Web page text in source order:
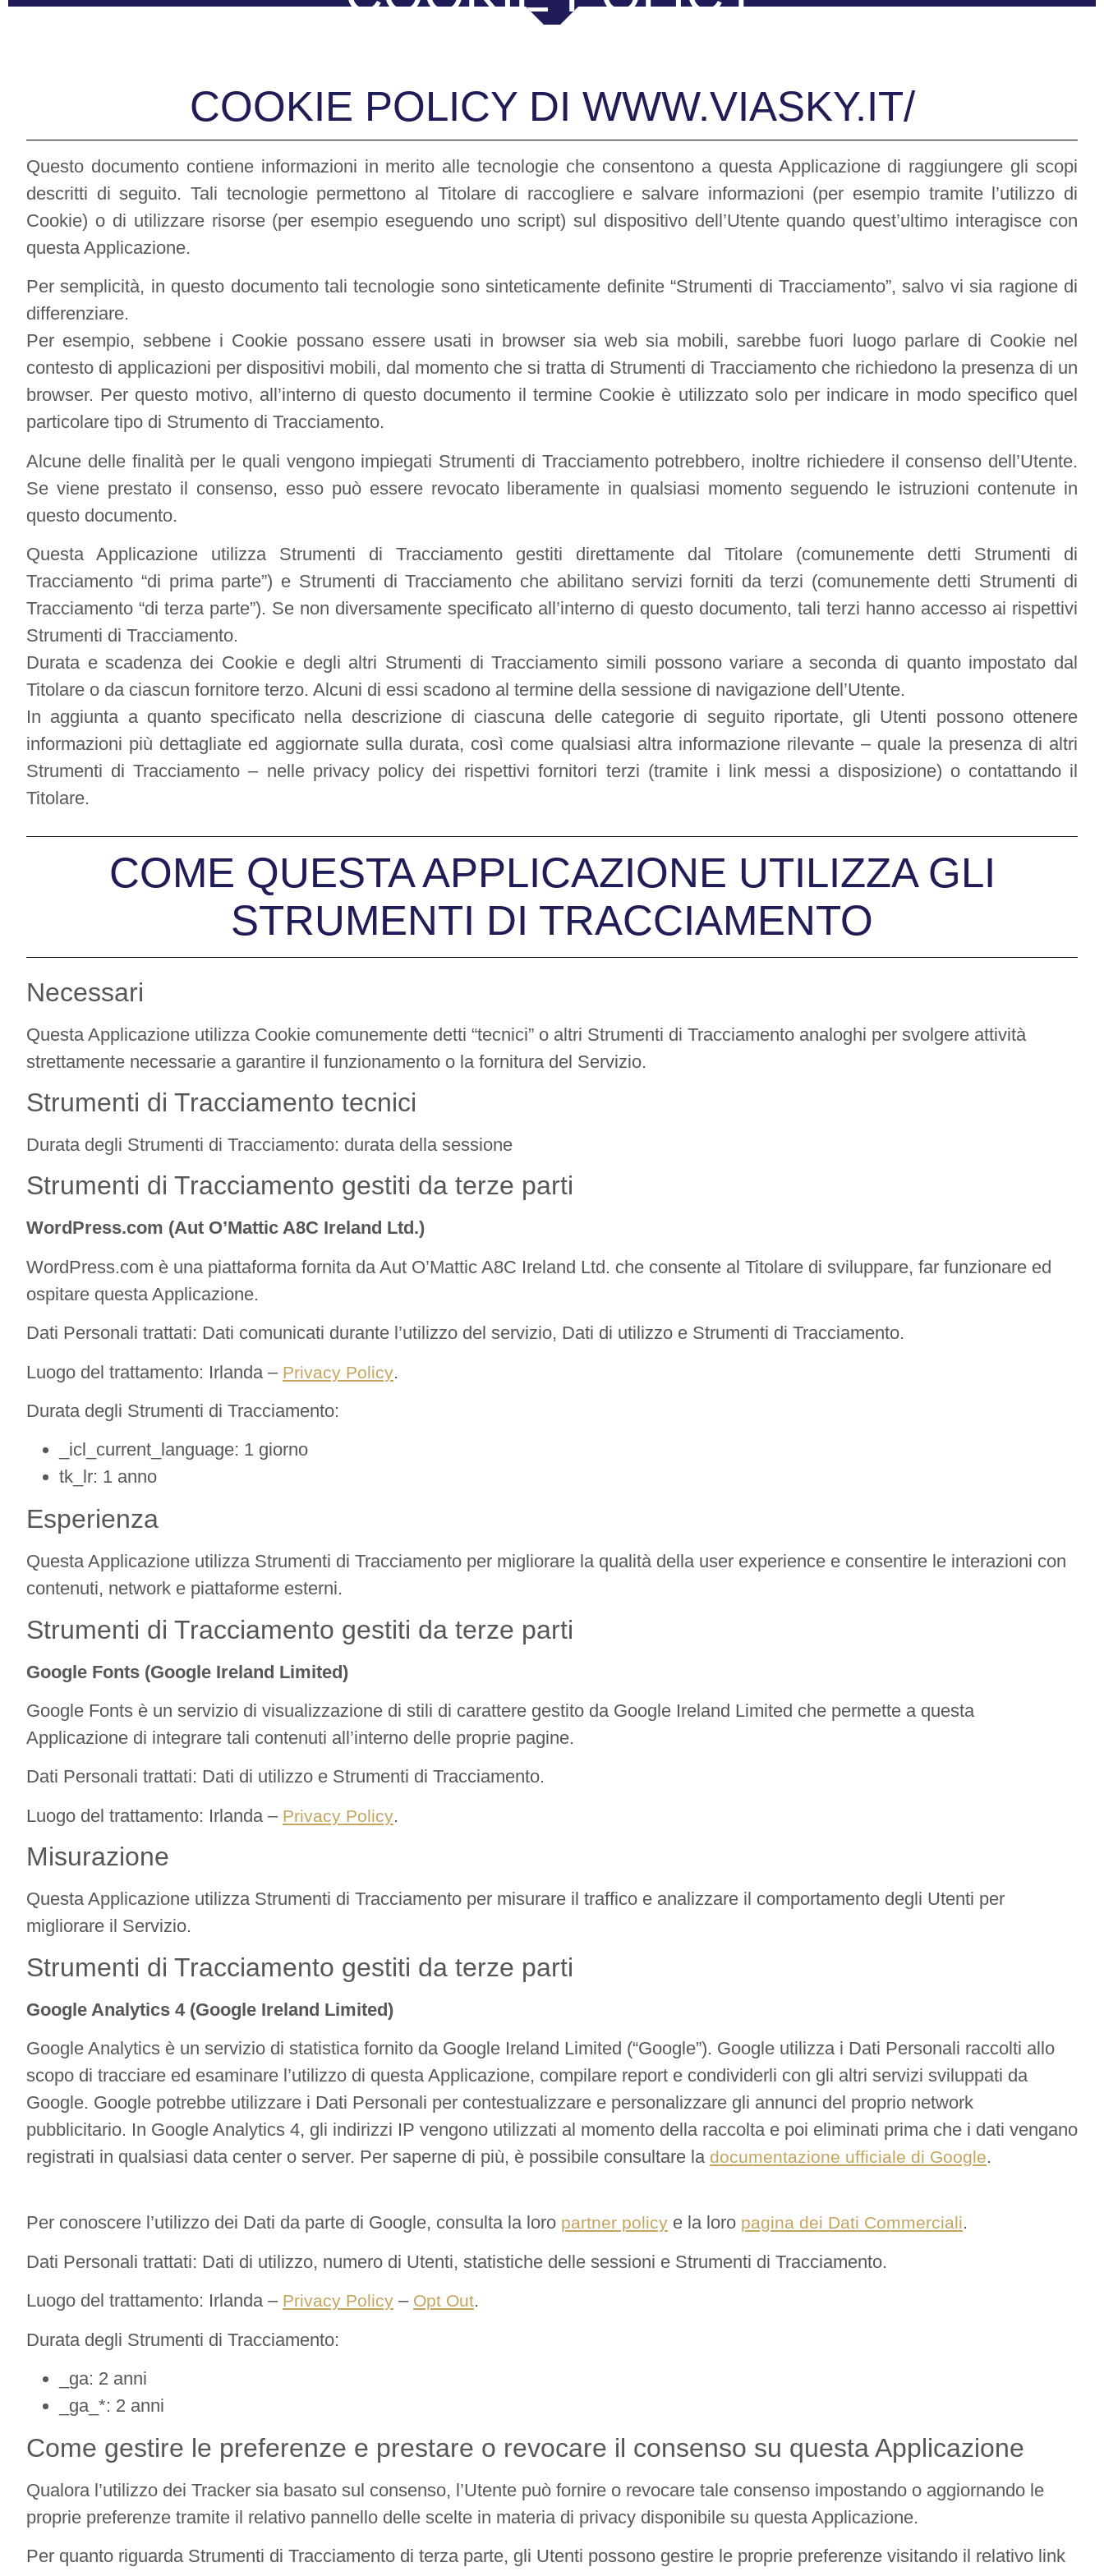
COOKIE POLICY DI WWW.VIASKY.IT/
Questo documento contiene informazioni in merito alle tecnologie che consentono a questa Applicazione di raggiungere gli scopi
descritti di seguito. Tali tecnologie permettono al Titolare di raccogliere e salvare informazioni (per esempio tramite l’utilizzo di
Cookie) o di utilizzare risorse (per esempio eseguendo uno script) sul dispositivo dell’Utente quando quest’ultimo interagisce con
questa Applicazione.
Per semplicità, in questo documento tali tecnologie sono sinteticamente definite “Strumenti di Tracciamento”, salvo vi sia ragione di
differenziare.
Per esempio, sebbene i Cookie possano essere usati in browser sia web sia mobili, sarebbe fuori luogo parlare di Cookie nel
contesto di applicazioni per dispositivi mobili, dal momento che si tratta di Strumenti di Tracciamento che richiedono la presenza di un
browser. Per questo motivo, all’interno di questo documento il termine Cookie è utilizzato solo per indicare in modo specifico quel
particolare tipo di Strumento di Tracciamento.
Alcune delle finalità per le quali vengono impiegati Strumenti di Tracciamento potrebbero, inoltre richiedere il consenso dell’Utente.
Se viene prestato il consenso, esso può essere revocato liberamente in qualsiasi momento seguendo le istruzioni contenute in
questo documento.
Questa Applicazione utilizza Strumenti di Tracciamento gestiti direttamente dal Titolare (comunemente detti Strumenti di
Tracciamento “di prima parte”) e Strumenti di Tracciamento che abilitano servizi forniti da terzi (comunemente detti Strumenti di
Tracciamento “di terza parte”). Se non diversamente specificato all’interno di questo documento, tali terzi hanno accesso ai rispettivi
Strumenti di Tracciamento.
Durata e scadenza dei Cookie e degli altri Strumenti di Tracciamento simili possono variare a seconda di quanto impostato dal
Titolare o da ciascun fornitore terzo. Alcuni di essi scadono al termine della sessione di navigazione dell’Utente.
In aggiunta a quanto specificato nella descrizione di ciascuna delle categorie di seguito riportate, gli Utenti possono ottenere
informazioni più dettagliate ed aggiornate sulla durata, così come qualsiasi altra informazione rilevante – quale la presenza di altri
Strumenti di Tracciamento – nelle privacy policy dei rispettivi fornitori terzi (tramite i link messi a disposizione) o contattando il
Titolare.
COME QUESTA APPLICAZIONE UTILIZZA GLI
STRUMENTI DI TRACCIAMENTO
Necessari
Questa Applicazione utilizza Cookie comunemente detti “tecnici” o altri Strumenti di Tracciamento analoghi per svolgere attività
strettamente necessarie a garantire il funzionamento o la fornitura del Servizio.
Strumenti di Tracciamento tecnici
Durata degli Strumenti di Tracciamento: durata della sessione
Strumenti di Tracciamento gestiti da terze parti
WordPress.com (Aut O’Mattic A8C Ireland Ltd.)
WordPress.com è una piattaforma fornita da Aut O’Mattic A8C Ireland Ltd. che consente al Titolare di sviluppare, far funzionare ed
ospitare questa Applicazione.
Dati Personali trattati: Dati comunicati durante l’utilizzo del servizio, Dati di utilizzo e Strumenti di Tracciamento.
Luogo del trattamento: Irlanda – Privacy Policy.
Durata degli Strumenti di Tracciamento:
_icl_current_language: 1 giorno
tk_lr: 1 anno
Esperienza
Questa Applicazione utilizza Strumenti di Tracciamento per migliorare la qualità della user experience e consentire le interazioni con
contenuti, network e piattaforme esterni.
Strumenti di Tracciamento gestiti da terze parti
Google Fonts (Google Ireland Limited)
Google Fonts è un servizio di visualizzazione di stili di carattere gestito da Google Ireland Limited che permette a questa
Applicazione di integrare tali contenuti all’interno delle proprie pagine.
Dati Personali trattati: Dati di utilizzo e Strumenti di Tracciamento.
Luogo del trattamento: Irlanda – Privacy Policy.
Misurazione
Questa Applicazione utilizza Strumenti di Tracciamento per misurare il traffico e analizzare il comportamento degli Utenti per
migliorare il Servizio.
Strumenti di Tracciamento gestiti da terze parti
Google Analytics 4 (Google Ireland Limited)
Google Analytics è un servizio di statistica fornito da Google Ireland Limited (“Google”). Google utilizza i Dati Personali raccolti allo
scopo di tracciare ed esaminare l’utilizzo di questa Applicazione, compilare report e condividerli con gli altri servizi sviluppati da
Google. Google potrebbe utilizzare i Dati Personali per contestualizzare e personalizzare gli annunci del proprio network
pubblicitario. In Google Analytics 4, gli indirizzi IP vengono utilizzati al momento della raccolta e poi eliminati prima che i dati vengano
registrati in qualsiasi data center o server. Per saperne di più, è possibile consultare la documentazione ufficiale di Google.
Per conoscere l’utilizzo dei Dati da parte di Google, consulta la loro partner policy e la loro pagina dei Dati Commerciali.
Dati Personali trattati: Dati di utilizzo, numero di Utenti, statistiche delle sessioni e Strumenti di Tracciamento.
Luogo del trattamento: Irlanda – Privacy Policy – Opt Out.
Durata degli Strumenti di Tracciamento:
_ga: 2 anni
_ga_*: 2 anni
Come gestire le preferenze e prestare o revocare il consenso su questa Applicazione
Qualora l’utilizzo dei Tracker sia basato sul consenso, l’Utente può fornire o revocare tale consenso impostando o aggiornando le
proprie preferenze tramite il relativo pannello delle scelte in materia di privacy disponibile su questa Applicazione.
Per quanto riguarda Strumenti di Tracciamento di terza parte, gli Utenti possono gestire le proprie preferenze visitando il relativo link